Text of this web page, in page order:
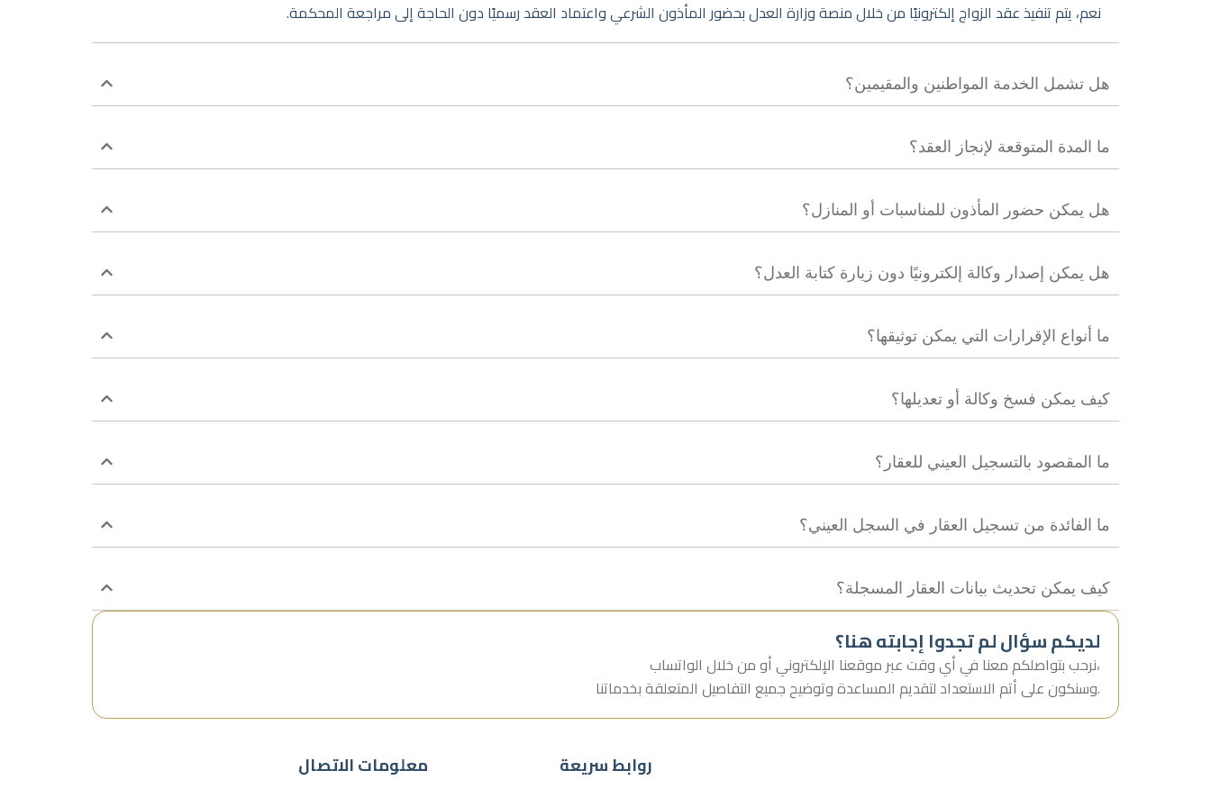
نعم، يتم تنفيذ عقد الزواج إلكترونيًا من خلال منصة وزارة العدل بحضور المأذون الشرعي واعتماد العقد رسميًا دون الحاجة إلى مراجعة المحكمة.
هل تشمل الخدمة المواطنين والمقيمين؟
ما المدة المتوقعة لإنجاز العقد؟
هل يمكن حضور المأذون للمناسبات أو المنازل؟
هل يمكن إصدار وكالة إلكترونيًا دون زيارة كتابة العدل؟
ما أنواع الإقرارات التي يمكن توثيقها؟
كيف يمكن فسخ وكالة أو تعديلها؟
ما المقصود بالتسجيل العيني للعقار؟
ما الفائدة من تسجيل العقار في السجل العيني؟
كيف يمكن تحديث بيانات العقار المسجلة؟
لديكم سؤال لم تجدوا إجابته هنا؟
نرحب بتواصلكم معنا في أي وقت عبر موقعنا الإلكتروني أو من خلال الواتساب،
وسنكون على أتم الاستعداد لتقديم المساعدة وتوضيح جميع التفاصيل المتعلقة بخدماتنا.
روابط سريعة معلومات الاتصال